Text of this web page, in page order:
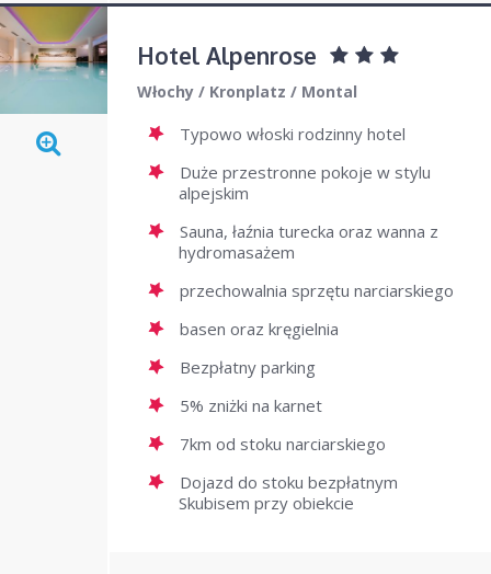
Austria Bad Kleinkirchheim
Włochy Kronplatz
Włochy Alpe di Siusi
Hotel Alpenrose
Włochy / Kronplatz / Montal
Typowo włoski rodzinny hotel
Duże przestronne pokoje w stylu
alpejskim
Sauna, łaźnia turecka oraz wanna z
hydromasażem
przechowalnia sprzętu narciarskiego
basen oraz kręgielnia
Bezpłatny parking
5% zniżki na karnet
7km od stoku narciarskiego
Dojazd do stoku bezpłatnym
Skubisem przy obiekcie